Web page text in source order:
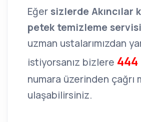
Eğer sizlerde Akıncılar
petek temizleme
uzman ustalarımızdan
istiyorsanız bizlere
numara üzerinden çağrı
ulaşabilirsiniz.